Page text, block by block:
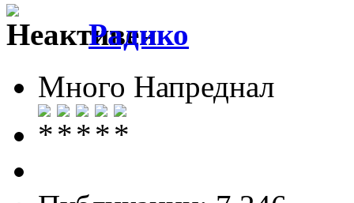
Радико
Много Напреднал